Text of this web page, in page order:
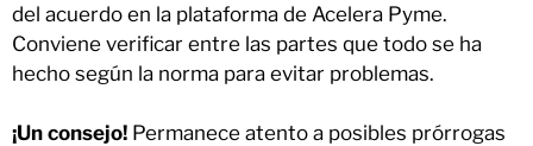
del acuerdo en la plataforma de Acelera Pyme.
Conviene verificar entre las partes que todo se ha
hecho según la norma para evitar problemas.
¡Un consejo! Permanece atento a posibles prórrogas